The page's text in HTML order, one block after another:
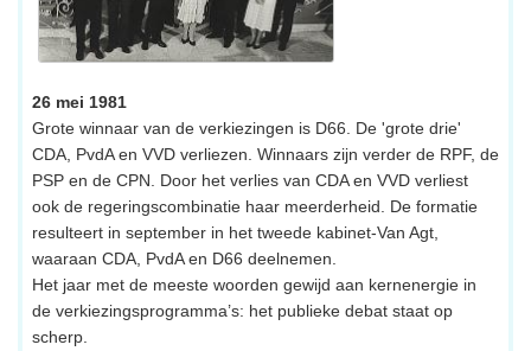
26 mei 1981
Grote winnaar van de verkiezingen is D66. De 'grote drie'
CDA, PvdA en VVD verliezen. Winnaars zijn verder de RPF, de
PSP en de CPN. Door het verlies van CDA en VVD verliest
ook de regeringscombinatie haar meerderheid. De formatie
resulteert in september in het tweede kabinet-Van Agt,
waaraan CDA, PvdA en D66 deelnemen.
Het jaar met de meeste woorden gewijd aan kernenergie in
de verkiezingsprogramma’s: het publieke debat staat op
scherp.